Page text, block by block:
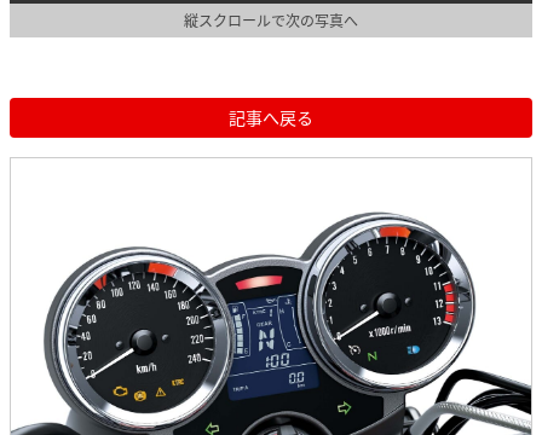
縦スクロールで次の写真へ
記事へ戻る